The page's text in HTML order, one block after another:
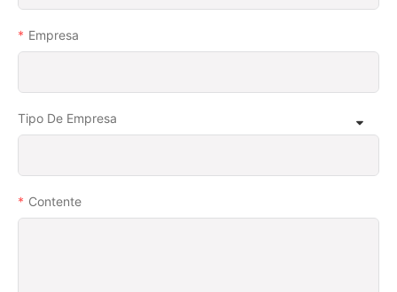
Empresa
Tipo De Empresa
Contente